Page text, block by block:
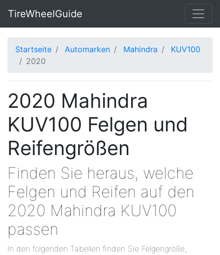
TireWheelGuide
Startseite Automarken Mahindra
KUV100
2020
2020 Mahindra
KUV100 Felgen und
Reifengrößen
Finden Sie heraus, welche
Felgen und Reifen auf den
2020 Mahindra KUV100
passen
In den folgenden Tabellen finden Sie Felgengröße,